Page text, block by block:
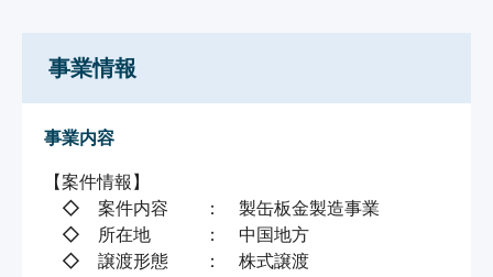
事業情報
事業内容
【案件情報】
◇　案件内容　　：　製缶板金製造事業
◇　所在地　　　：　中国地方
◇　譲渡形態　　：　株式譲渡